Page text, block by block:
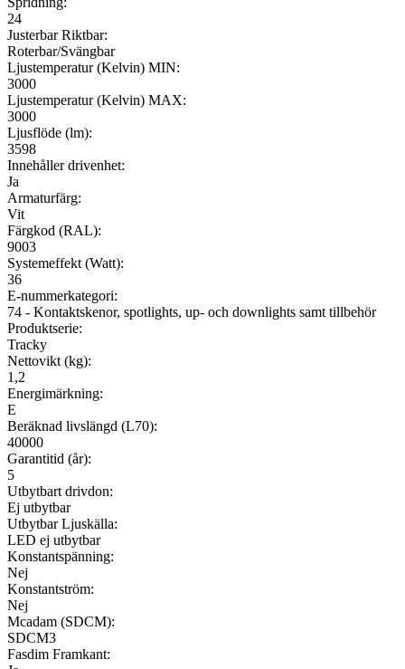
24
Justerbar Riktbar:
Roterbar/Svängbar
Ljustemperatur (Kelvin) MIN:
3000
Ljustemperatur (Kelvin) MAX:
3000
Ljusflöde (lm):
3598
Innehåller drivenhet:
Ja
Armaturfärg:
Vit
Färgkod (RAL):
9003
Systemeffekt (Watt):
36
E-nummerkategori:
74 - Kontaktskenor, spotlights, up- och downlights samt tillbehör
Produktserie:
Tracky
Nettovikt (kg):
1,2
Energimärkning:
E
Beräknad livslängd (L70):
40000
Garantitid (år):
5
Utbytbart drivdon:
Ej utbytbar
Utbytbar Ljuskälla:
LED ej utbytbar
Konstantspänning:
Nej
Konstantström:
Nej
Mcadam (SDCM):
SDCM3
Fasdim Framkant: